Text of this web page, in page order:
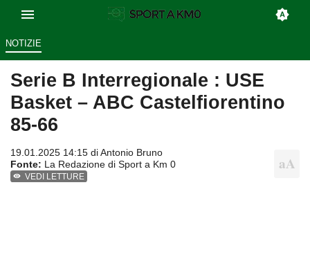
NOTIZIE
Serie B Interregionale : USE
Basket – ABC Castelfiorentino
85-66
19.01.2025 14:15 diAntonio Bruno
Fonte: La Redazione di Sport a Km 0
VEDI LETTURE